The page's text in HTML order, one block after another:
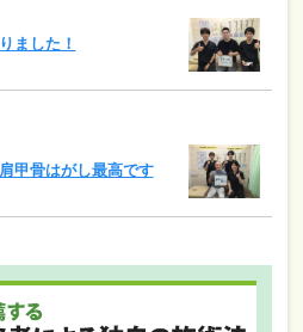
ました！
甲骨はがし最高です